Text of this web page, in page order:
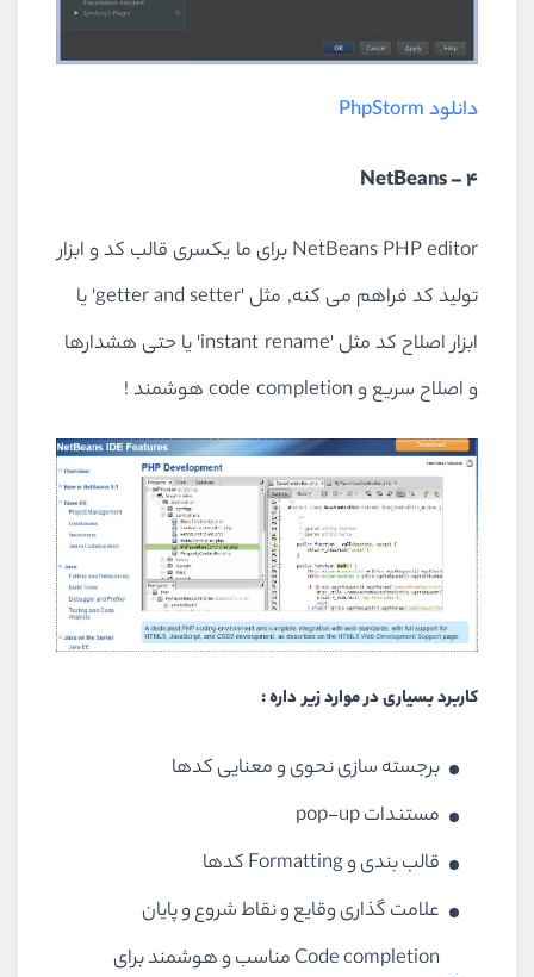
دانلود PhpStorm
4 – NetBeans
NetBeans PHP editor برای ما یکسری قالب کد و ابزار
تولید کد فراهم می کنه, مثل 'getter and setter' یا
ابزار اصلاح کد مثل 'instant rename' یا حتی هشدارها
و اصلاح سریع و code completion هوشمند !
کاربرد بسیاری در موارد زیر داره :
برجسته سازی نحوی و معنایی کدها
مستندات pop-up
قالب بندی و Formatting کدها
علامت گذاری وقایع و نقاط شروع و پایان
Code completion مناسب و هوشمند برای